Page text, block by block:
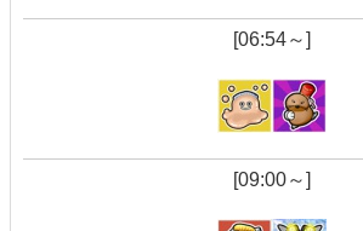
[06:54～]
[09:00～]